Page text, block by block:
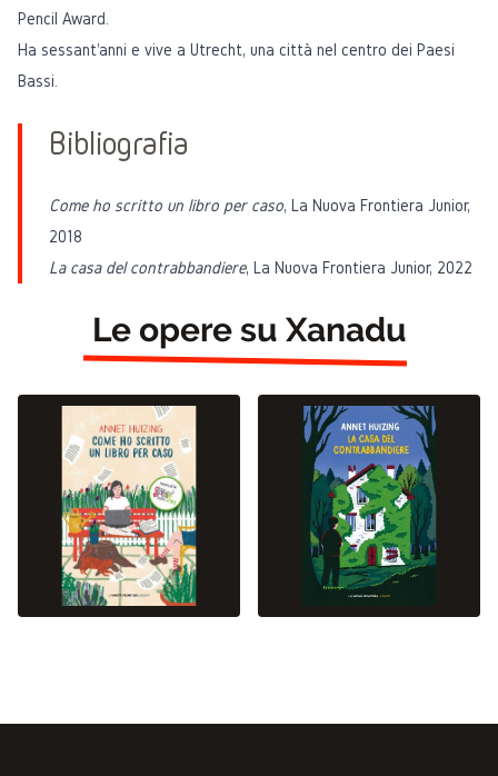
Pencil Award.
Ha sessant'anni e vive a Utrecht, una città nel centro dei Paesi
Bassi.
Le opere su Xanadu
Bibliografia
Come ho scritto un libro per caso, La Nuova Frontiera Junior,
2018
La casa del contrabbandiere, La Nuova Frontiera Junior, 2022